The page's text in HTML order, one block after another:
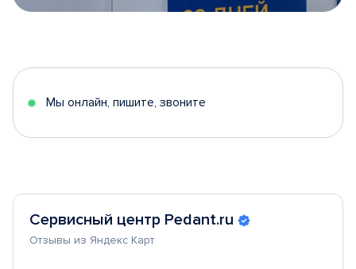
5
Мы онлайн, пишите, звоните
Сервисный центр Pedant.ru
Отзывы из Яндекс Карт